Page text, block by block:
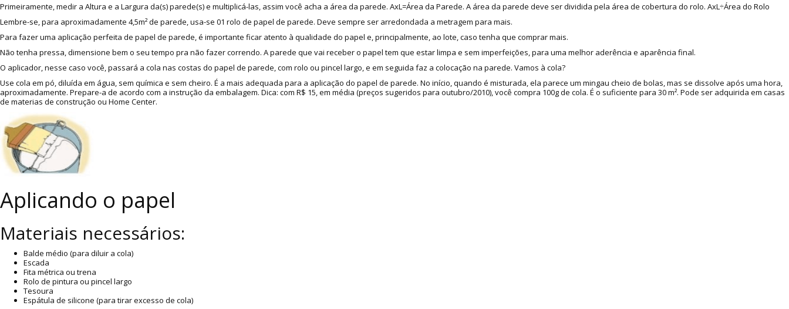
Primeiramente, medir a Altura e a Largura da(s) parede(s) e multiplicá-las, assim você acha a área da parede. AxL=Área da Parede. A área da parede deve ser dividida pela área de cobertura do rolo. AxL÷Área do Rolo
Lembre-se, para aproximadamente 4,5m² de parede, usa-se 01 rolo de papel de parede. Deve sempre ser arredondada a metragem para mais.
Para fazer uma aplicação perfeita de papel de parede, é importante ficar atento à qualidade do papel e, principalmente, ao lote, caso tenha que comprar mais.
Não tenha pressa, dimensione bem o seu tempo pra não fazer correndo. A parede que vai receber o papel tem que estar limpa e sem imperfeições, para uma melhor aderência e aparência final.
O aplicador, nesse caso você, passará a cola nas costas do papel de parede, com rolo ou pincel largo, e em seguida faz a colocação na parede. Vamos à cola?
Use cola em pó, diluída em água, sem química e sem cheiro. É a mais adequada para a aplicação do papel de parede. No início, quando é misturada, ela parece um mingau cheio de bolas, mas se dissolve após uma hora,
aproximadamente. Prepare-a de acordo com a instrução da embalagem. Dica: com R$ 15, em média (preços sugeridos para outubro/2010), você compra 100g de cola. É o suficiente para 30 m². Pode ser adquirida em casas
de materias de construção ou Home Center.
Aplicando o papel
Materiais necessários:
Balde médio (para diluir a cola)
Escada
Fita métrica ou trena
Rolo de pintura ou pincel largo
Tesoura
Espátula de silicone (para tirar excesso de cola)